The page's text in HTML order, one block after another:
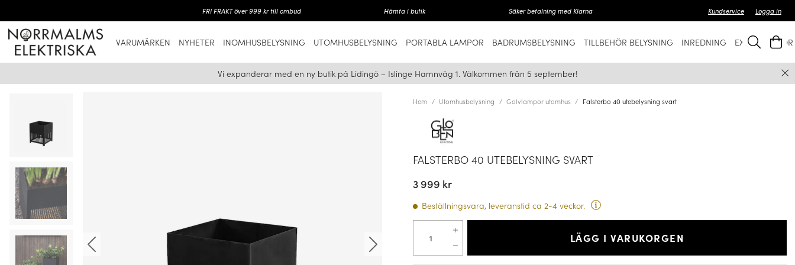
FRI FRAKT över 999 kr till ombud Hämta i butik Säker betalning med Klarna Kundservice Logga in
VARUMÄRKEN NYHETER INOMHUSBELYSNING UTOMHUSBELYSNING PORTABLA LAMPOR BADRUMSBELYSNING TILLBEHÖR BELYSNING INREDNING EXKLUSIVT
Vi expanderar med en ny butik på Lidingö – Islinge Hamnväg 1. Välkommen från 5 september!
Hem Utomhusbelysning Golvlampor utomhus Falsterbo 40 utebelysning svart
FALSTERBO 40 UTEBELYSNING SVART
3 999 kr
Beställningsvara, leveranstid ca 2-4 veckor.
LÄGG I VARUKORGEN